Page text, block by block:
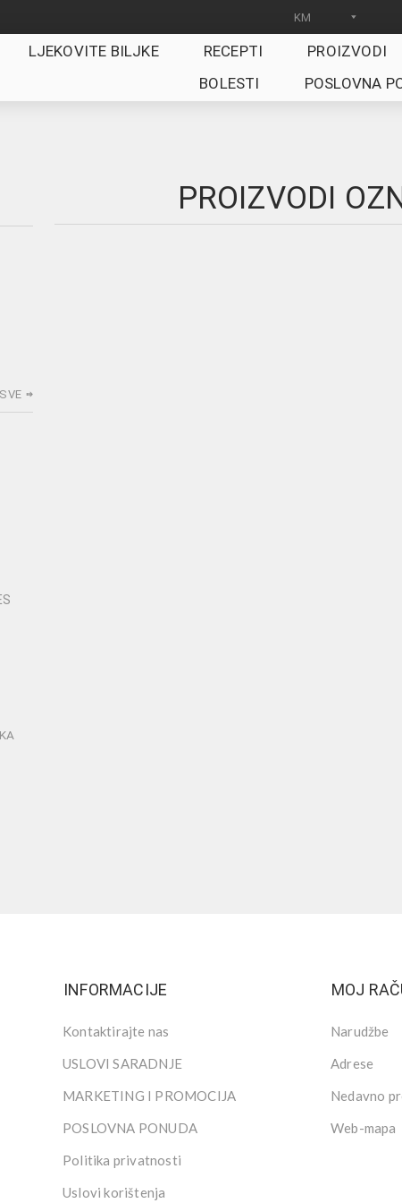
LJEKOVITE BILJKE RECEPTI PROIZVODI
BOLESTI
POSLOVNA
PROIZVODI
INFORMACIJE
Kontaktirajte nas
USLOVI SARADNJE
MARKETING I PROMOCIJA
POSLOVNA PONUDA
Politika privatnosti
Uslovi korištenja
MOJ
Narudžbe
Adrese
Nedavno
Web-mapa